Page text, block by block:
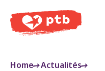
PTB
Home Actualités